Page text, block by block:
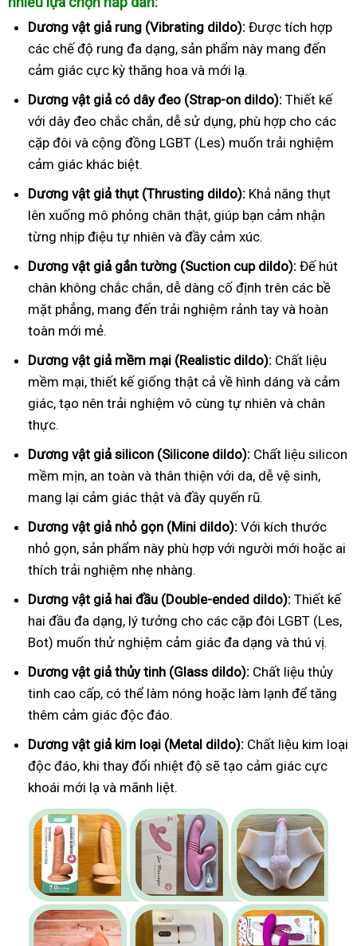
Dương vật giả rung (Vibrating dildo): Được tích hợp
các chế độ rung đa dạng, sản phẩm này mang đến
cảm giác cực kỳ thăng hoa và mới lạ.
Dương vật giả có dây đeo (Strap-on dildo): Thiết kế
với dây đeo chắc chắn, dễ sử dụng, phù hợp cho các
cặp đôi và cộng đồng LGBT (Les) muốn trải nghiệm
cảm giác khác biệt.
Dương vật giả thụt (Thrusting dildo): Khả năng thụt
lên xuống mô phỏng chân thật, giúp bạn cảm nhận
từng nhịp điệu tự nhiên và đầy cảm xúc.
Dương vật giả gắn tường (Suction cup dildo): Đế hút
chân không chắc chắn, dễ dàng cố định trên các bề
mặt phẳng, mang đến trải nghiệm rảnh tay và hoàn
toàn mới mẻ.
Dương vật giả mềm mại (Realistic dildo): Chất liệu
mềm mại, thiết kế giống thật cả về hình dáng và cảm
giác, tạo nên trải nghiệm vô cùng tự nhiên và chân
thực.
Dương vật giả silicon (Silicone dildo): Chất liệu silicon
mềm mịn, an toàn và thân thiện với da, dễ vệ sinh,
mang lại cảm giác thật và đầy quyến rũ.
Dương vật giả nhỏ gọn (Mini dildo): Với kích thước
nhỏ gọn, sản phẩm này phù hợp với người mới hoặc ai
thích trải nghiệm nhẹ nhàng.
Dương vật giả hai đầu (Double-ended dildo): Thiết kế
hai đầu đa dạng, lý tưởng cho các cặp đôi LGBT (Les,
Bot) muốn thử nghiệm cảm giác đa dạng và thú vị.
Dương vật giả thủy tinh (Glass dildo): Chất liệu thủy
tinh cao cấp, có thể làm nóng hoặc làm lạnh để tăng
thêm cảm giác độc đáo.
Dương vật giả kim loại (Metal dildo): Chất liệu kim loại
độc đáo, khi thay đổi nhiệt độ sẽ tạo cảm giác cực
khoái mới lạ và mãnh liệt.